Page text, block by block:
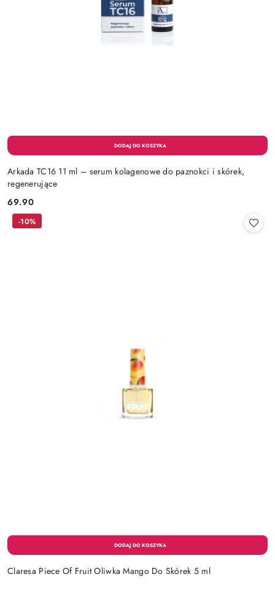
Arkada TC16 11 ml – serum kolagenowe do paznokci i skórek,
regenerujące
Cena:
69.90
Claresa Piece Of Fruit Oliwka Mango Do Skórek 5 ml
-10%